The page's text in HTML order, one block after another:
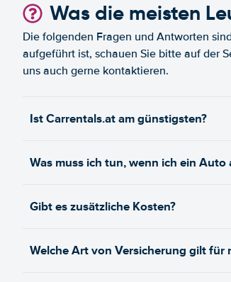
Was die meisten
Die folgenden Fragen und Antworten
aufgeführt ist, schauen Sie bitte auf der
uns auch gerne kontaktieren.
Ist Carrentals.at am günstigsten?
Was muss ich tun, wenn ich ein Auto
Gibt es zusätzliche Kosten?
Welche Art von Versicherung gilt für